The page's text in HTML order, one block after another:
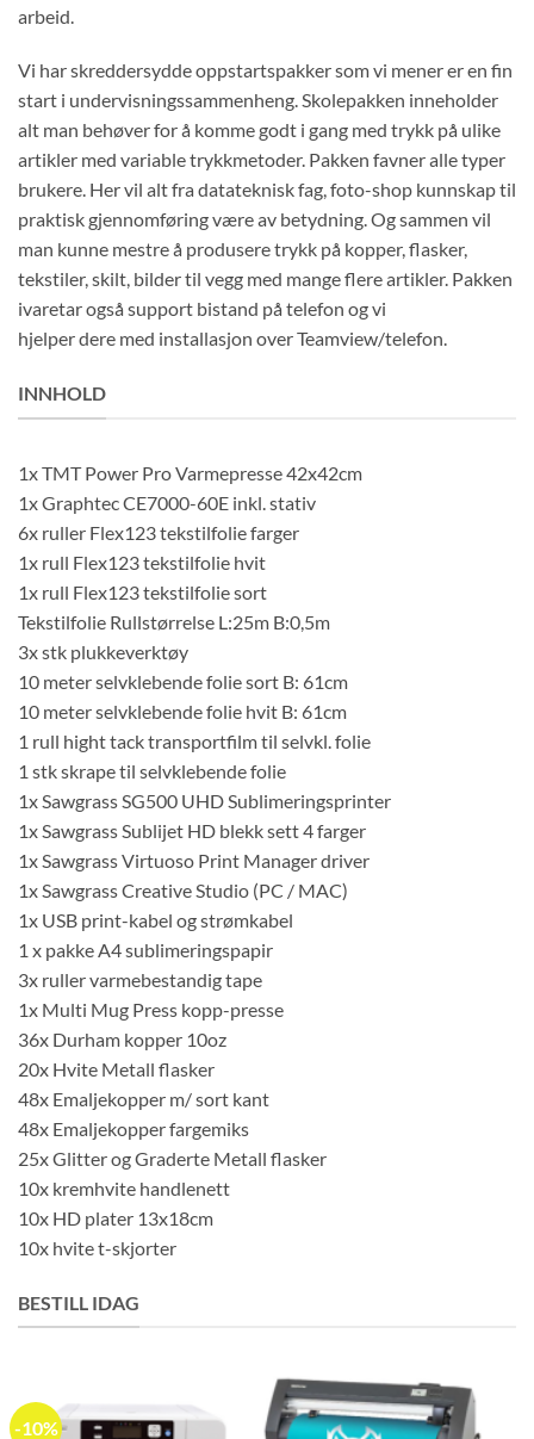
arbeid.
Vi har skreddersydde oppstartspakker som vi mener er en fin
start i undervisningssammenheng. Skolepakken inneholder
alt man behøver for å komme godt i gang med trykk på ulike
artikler med variable trykkmetoder. Pakken favner alle typer
brukere. Her vil alt fra datateknisk fag, foto-shop kunnskap til
praktisk gjennomføring være av betydning. Og sammen vil
man kunne mestre å produsere trykk på kopper, flasker,
tekstiler, skilt, bilder til vegg med mange flere artikler. Pakken
ivaretar også support bistand på telefon og vi
hjelper dere med installasjon over Teamview/telefon.
INNHOLD
1x TMT Power Pro Varmepresse 42x42cm
1x Graphtec CE7000-60E inkl. stativ
6x ruller Flex123 tekstilfolie farger
1x rull Flex123 tekstilfolie hvit
1x rull Flex123 tekstilfolie sort
Tekstilfolie Rullstørrelse L:25m B:0,5m
3x stk plukkeverktøy
10 meter selvklebende folie sort B: 61cm
10 meter selvklebende folie hvit B: 61cm
1 rull hight tack transportfilm til selvkl. folie
1 stk skrape til selvklebende folie
1x Sawgrass SG500 UHD Sublimeringsprinter
1x Sawgrass Sublijet HD blekk sett 4 farger
1x Sawgrass Virtuoso Print Manager driver
1x Sawgrass Creative Studio (PC / MAC)
1x USB print-kabel og strømkabel
1 x pakke A4 sublimeringspapir
3x ruller varmebestandig tape
1x Multi Mug Press kopp-presse
36x Durham kopper 10oz
20x Hvite Metall flasker
48x Emaljekopper m/ sort kant
48x Emaljekopper fargemiks
25x Glitter og Graderte Metall flasker
10x kremhvite handlenett
10x HD plater 13x18cm
10x hvite t-skjorter
BESTILL IDAG
-10%